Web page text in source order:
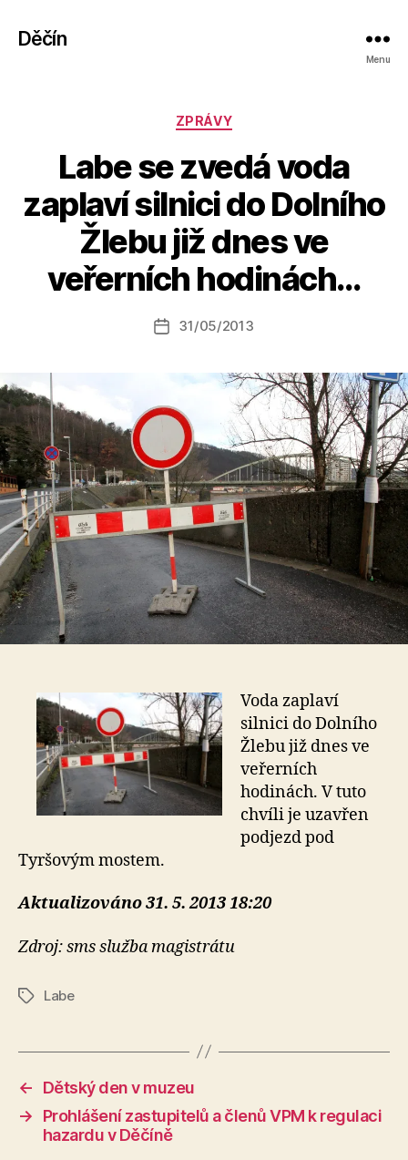
Děčín
Menu
Rubriky
ZPRÁVY
Labe se zvedá voda
zaplaví silnici do Dolního
Žlebu již dnes ve
veřerních hodinách…
Autor
příspěvku
A
u
t
o
k
fi
k
Datum
31/05/2013
Voda zaplaví
silnici do Dolního
Žlebu již dnes ve
veřerních
hodinách. V tuto
chvíli je uzavřen
podjezd pod
Tyršovým mostem.
Aktualizováno 31. 5. 2013 18:20
Zdroj: sms služba magistrátu
ŠtítkyLabe
←
Dětský den v muzeu
→
Prohlášení zastupitelů a členů VPM k regulaci
hazardu v Děčíně